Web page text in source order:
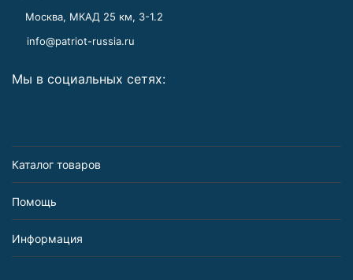
Москва, МКАД 25 км, З-1.2
info@patriot-russia.ru
Мы в социальных сетях:
Каталог товаров
Помощь
Информация